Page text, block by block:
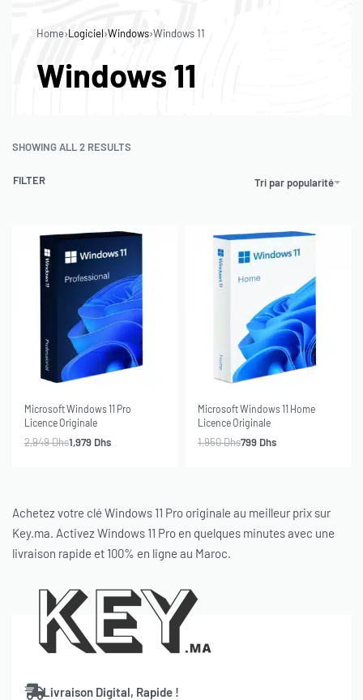
Home›Logiciel›Windows›Windows 11
Windows 11
SHOWING ALL 2 RESULTS
Tri par popularité
FILTER
Microsoft Windows 11 Pro
Licence Originale
2,949Dhs1,979 Dhs
Microsoft Windows 11 Home
Licence Originale
1,950Dhs799 Dhs
Achetez votre clé Windows 11 Pro originale au meilleur prix sur
Key.ma. Activez Windows 11 Pro en quelques minutes avec une
livraison rapide et 100% en ligne au Maroc.
Livraison Digital, Rapide !